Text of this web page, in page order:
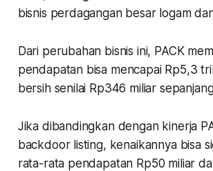
bisnis perdagangan besar logam
Dari perubahan bisnis ini, PACK
pendapatan bisa mencapai Rp5,3
bersih senilai Rp346 miliar
Jika dibandingkan dengan kinerja
backdoor listing, kenaikannya bisa
rata-rata pendapatan Rp50 miliar